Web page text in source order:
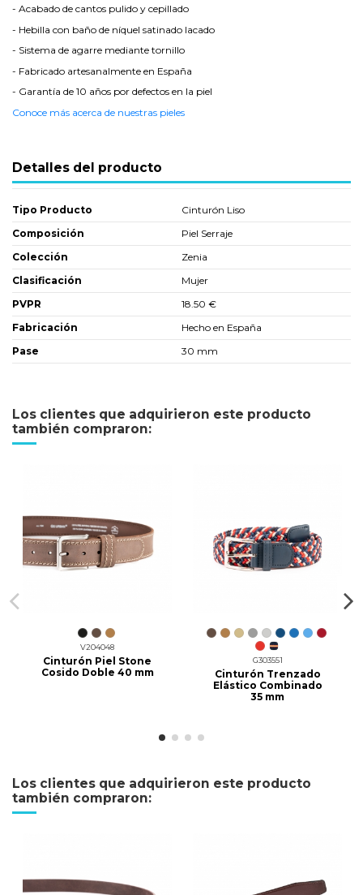
- Acabado de cantos pulido y cepillado
- Hebilla con baño de níquel satinado lacado
- Sistema de agarre mediante tornillo
- Fabricado artesanalmente en España
- Garantía de 10 años por defectos en la piel
Conoce más acerca de nuestras pieles
Detalles del producto
Tipo Producto
Cinturón Liso
Composición
Piel Serraje
Colección
Zenia
Clasificación
Mujer
PVPR
18.50 €
Fabricación
Hecho en España
Pase
30 mm
Los clientes que adquirieron este producto
también compraron:
V204048
Cinturón Piel Stone
Cosido Doble 40 mm
G303551
Cinturón Trenzado
Elástico Combinado
35 mm
Los clientes que adquirieron este producto
también compraron: